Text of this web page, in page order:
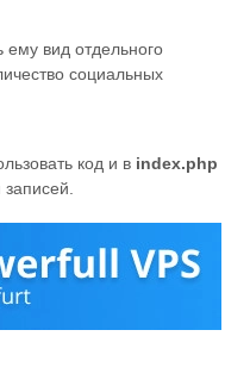
вид отдельного
социальных
код и в index.php